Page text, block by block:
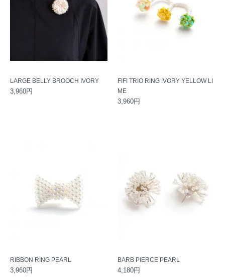
LARGE BELLY BROOCH IVORY
3,960円
FIFI TRIO RING IVORY YELLOW LI
ME
3,960円
RIBBON RING PEARL
3,960円
BARB PIERCE PEARL
4,180円